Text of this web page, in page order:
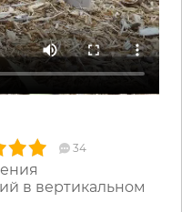
34
в вертикальном